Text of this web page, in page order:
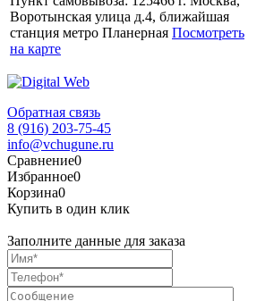
Воротынская улица д.4, ближайшая
станция метро Планерная Посмотреть
на карте
Обратная связь
8 (916) 203-75-45
info@vchugune.ru
Сравнение0
Избранное0
Корзина0
Купить в один клик
Заполните данные для заказа